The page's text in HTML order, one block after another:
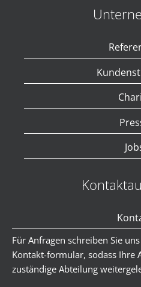
Für Anfragen schreiben Sie
Kontakt-formular, sodass Ihre
zuständige Abteilung